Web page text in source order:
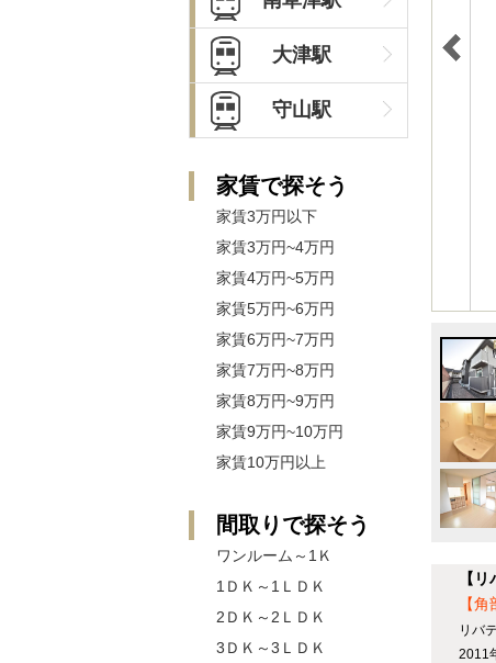
【
【
リバ
2011
大津駅
守山駅
家賃で探そう
家賃3万円以下
家賃3万円~4万円
家賃4万円~5万円
家賃5万円~6万円
家賃6万円~7万円
家賃7万円~8万円
家賃8万円~9万円
家賃9万円~10万円
家賃10万円以上
間取りで探そう
ワンルーム～1Ｋ
1ＤＫ～1ＬＤＫ
2ＤＫ～2ＬＤＫ
3ＤＫ～3ＬＤＫ